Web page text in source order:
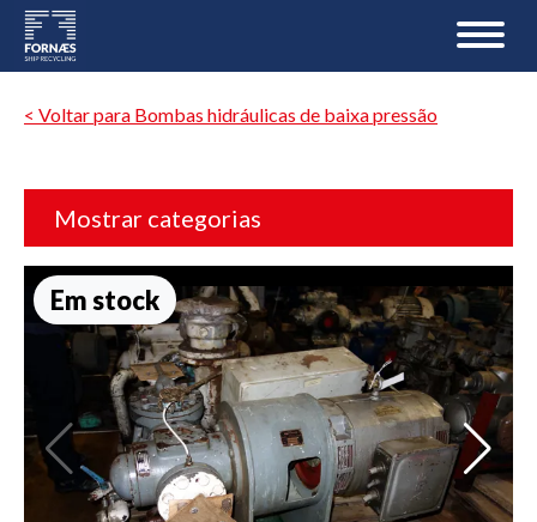
< Voltar para Bombas hidráulicas de baixa pressão
Mostrar categorias
Em stock